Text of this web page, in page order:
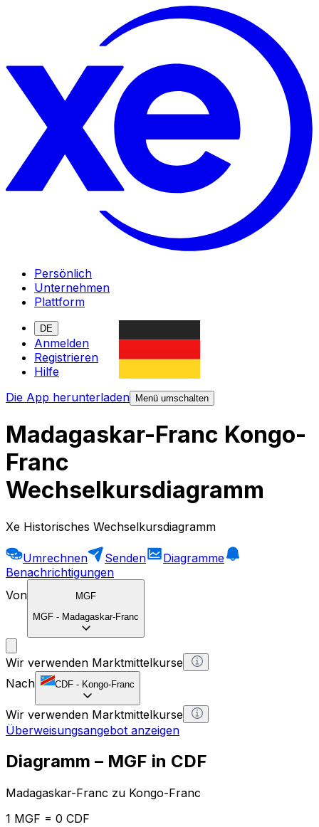
Persönlich
Unternehmen
Plattform
DE
Anmelden
Registrieren
Hilfe
Die App herunterladen
Menü umschalten
Madagaskar-Franc Kongo-
Franc
Wechselkursdiagramm
Xe Historisches Wechselkursdiagramm
Umrechnen Senden
Diagramme
Benachrichtigungen
Von
MGF
MGF - Madagaskar-Franc
Wir verwenden Marktmittelkurse
Nach
CDF - Kongo-Franc
Wir verwenden Marktmittelkurse
Überweisungsangebot anzeigen
Diagramm – MGF in CDF
Madagaskar-Franc zu Kongo-Franc
1 MGF = 0 CDF